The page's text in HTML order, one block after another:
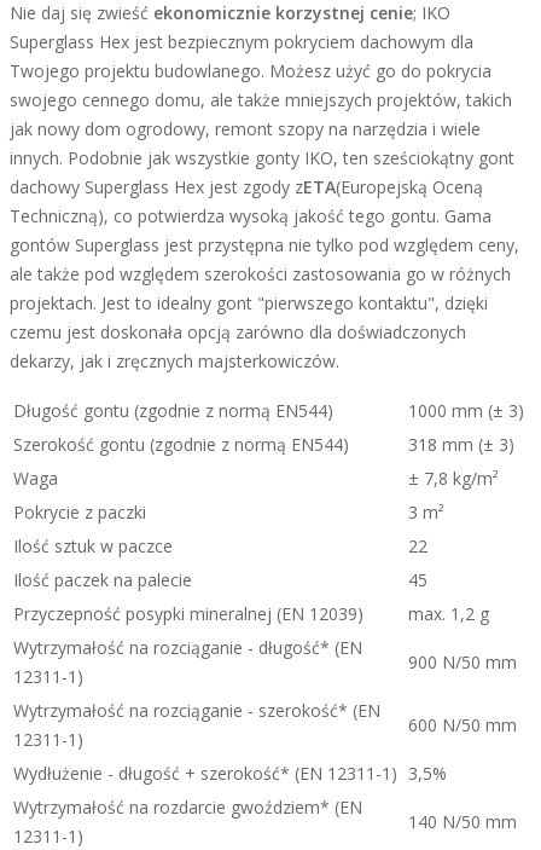
Nie daj się zwieść ekonomicznie korzystnej cenie; IKO
Superglass Hex jest bezpiecznym pokryciem dachowym dla
Twojego projektu budowlanego. Możesz użyć go do pokrycia
swojego cennego domu, ale także mniejszych projektów, takich
jak nowy dom ogrodowy, remont szopy na narzędzia i wiele
innych. Podobnie jak wszystkie gonty IKO, ten sześciokątny gont
dachowy Superglass Hex jest zgody zETA(Europejską Oceną
Techniczną), co potwierdza wysoką jakość tego gontu. Gama
gontów Superglass jest przystępna nie tylko pod względem ceny,
ale także pod względem szerokości zastosowania go w różnych
projektach. Jest to idealny gont "pierwszego kontaktu", dzięki
czemu jest doskonała opcją zarówno dla doświadczonych
dekarzy, jak i zręcznych majsterkowiczów.
Długość gontu (zgodnie z normą EN544)
1000 mm (± 3)
Szerokość gontu (zgodnie z normą EN544)
318 mm (± 3)
Waga
± 7,8 kg/m²
Pokrycie z paczki
3 m²
Ilość sztuk w paczce
22
Ilość paczek na palecie
45
Przyczepność posypki mineralnej (EN 12039)
max. 1,2 g
Wytrzymałość na rozciąganie - długość* (EN
12311-1)
900 N/50 mm
Wytrzymałość na rozciąganie - szerokość* (EN
12311-1)
600 N/50 mm
Wydłużenie - długość + szerokość* (EN 12311-1) 3,5%
Wytrzymałość na rozdarcie gwoździem* (EN
12311-1)
140 N/50 mm